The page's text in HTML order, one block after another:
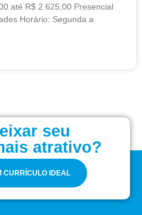
até R$ 2.625,00 Presencial
Horário: Segunda a
seu
atrativo?
CURRÍCULO IDEAL